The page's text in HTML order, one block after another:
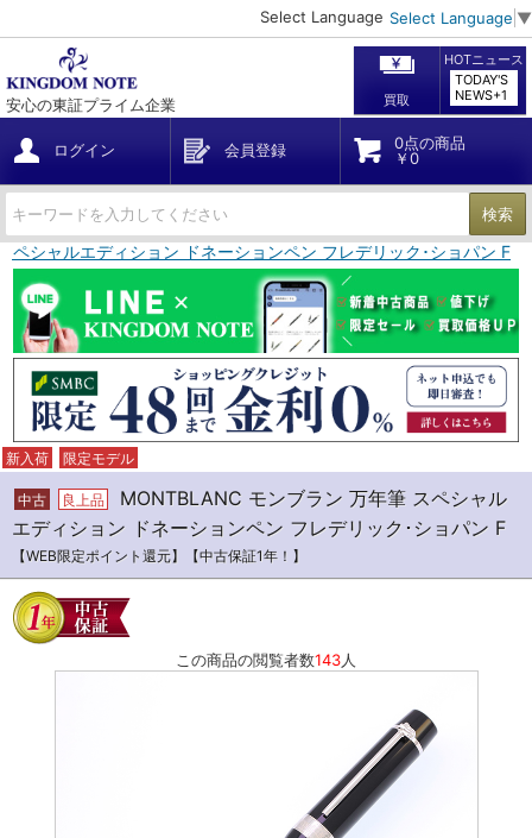
Select Language Select Language ▼
安心の東証プライム企業 買取
HOTニュース
TODAY'S
NEWS+1
ログイン 会員登録
0点の商品
￥0
検索
ペシャルエディション ドネーションペン フレデリック･ショパン F
新入荷 限定モデル
中古 良上品
MONTBLANC モンブラン 万年筆 スペシャル
エディション ドネーションペン フレデリック･ショパン F
【WEB限定ポイント還元】【中古保証1年！】
この商品の閲覧者数143人